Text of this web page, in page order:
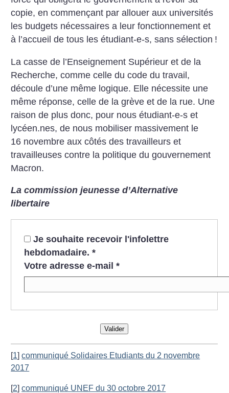
copie, en commençant par allouer aux universités
les budgets nécessaires a leur fonctionnement et
à l’accueil de tous les étudiant-e-s, sans sélection !
La casse de l’Enseignement Supérieur et de la
Recherche, comme celle du code du travail,
découle d’une même logique. Elle nécessite une
même réponse, celle de la grève et de la rue. Une
raison de plus donc, pour nous étudiant-e-s et
lycéen.nes, de nous mobiliser massivement le
16 novembre aux côtés des travailleurs et
travailleuses contre la politique du gouvernement
Macron.
La commission jeunesse d’Alternative
libertaire
Je souhaite recevoir l'infolettre
hebdomadaire. *
Votre adresse e-mail *
Valider
[1]communiqué Solidaires Etudiants du 2 novembre
2017
[2]communiqué UNEF du 30 octobre 2017